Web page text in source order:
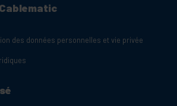
des données personnelles et vie privée